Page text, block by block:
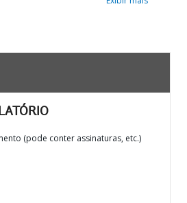
(pode conter assinaturas, etc.)